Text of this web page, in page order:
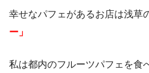
幸せなパフェがあるお店は浅草
ー」
私は都内のフルーツパフェを食